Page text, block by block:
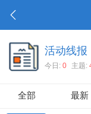
活动线报
今日: 0 主题:
全部 最新